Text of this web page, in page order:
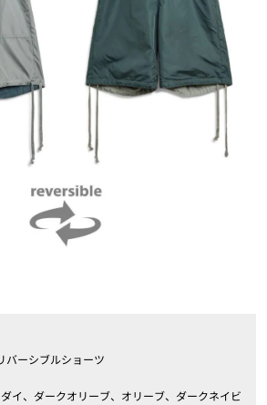
バーシブルショーツ
イ、ダークオリーブ、オリーブ、ダークネイビ